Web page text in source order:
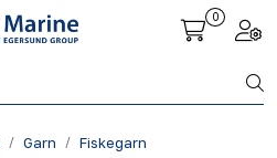
0
Garn
Fiskegarn